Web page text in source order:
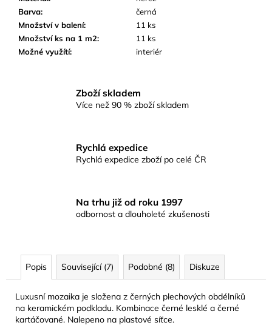
Barva:
černá
Množství v balení:
11 ks
Množství ks na 1 m2:
11 ks
Možné využítí: interiér
Zboží skladem
Více než 90 % zboží skladem
Rychlá expedice
Rychlá expedice zboží po celé ČR
Na trhu již od roku 1997
odbornost a dlouholeté zkušenosti
Popis Související (7) Podobné (8) Diskuze
Luxusní mozaika je složena z černých plechových obdélníků
na keramickém podkladu. Kombinace černé lesklé a černé
kartáčované. Nalepeno na plastové síťce.
e
SKLENĚNÁ
MOZAIKA